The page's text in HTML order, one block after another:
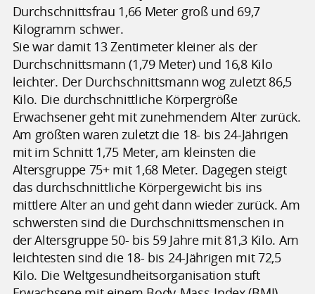
Durchschnittsfrau 1,66 Meter groß und 69,7
Kilogramm schwer.
Sie war damit 13 Zentimeter kleiner als der
Durchschnittsmann (1,79 Meter) und 16,8 Kilo
leichter. Der Durchschnittsmann wog zuletzt 86,5
Kilo. Die durchschnittliche Körpergröße
Erwachsener geht mit zunehmendem Alter zurück.
Am größten waren zuletzt die 18- bis 24-Jährigen
mit im Schnitt 1,75 Meter, am kleinsten die
Altersgruppe 75+ mit 1,68 Meter. Dagegen steigt
das durchschnittliche Körpergewicht bis ins
mittlere Alter an und geht dann wieder zurück. Am
schwersten sind die Durchschnittsmenschen in
der Altersgruppe 50- bis 59 Jahre mit 81,3 Kilo. Am
leichtesten sind die 18- bis 24-Jährigen mit 72,5
Kilo. Die Weltgesundheitsorganisation stuft